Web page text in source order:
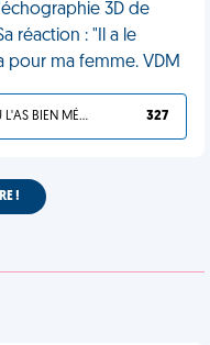
3D de
réaction : "Il a le
pour ma femme. VDM
TU L'AS BIEN MÉRITÉ 327
!